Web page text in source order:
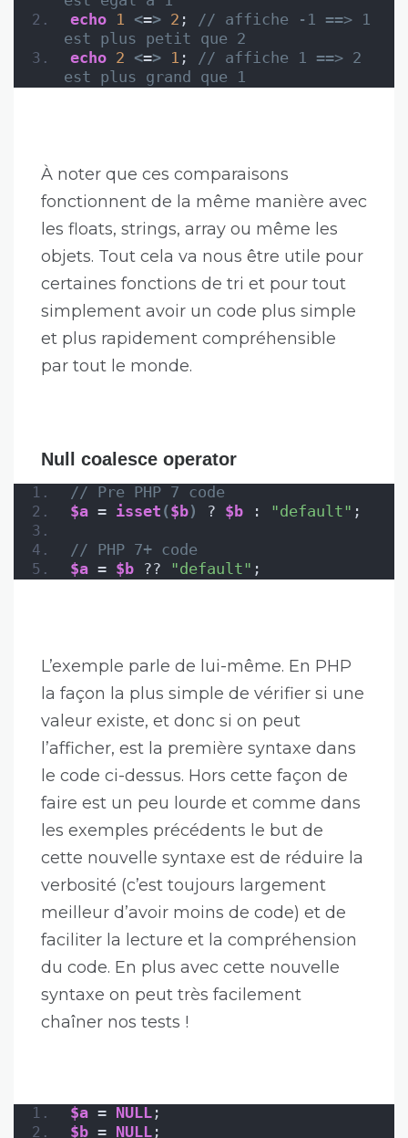
echo 1 <=> 2 ; // affiche -1 ==> 1
est plus petit que 2
echo 2 <=> 1 ; // affiche 1 ==> 2
est plus grand que 1
À noter que ces comparaisons
fonctionnent de la même manière avec
les floats, strings, array ou même les
objets. Tout cela va nous être utile pour
certaines fonctions de tri et pour tout
simplement avoir un code plus simple
et plus rapidement compréhensible
par tout le monde.
Null coalesce operator
// Pre PHP 7 code
$a = isset ($b) ? $b : "default" ;
// PHP 7+ code
$a = $b ?? "default" ;
L’exemple parle de lui-même. En PHP
la façon la plus simple de vérifier si une
valeur existe, et donc si on peut
l’afficher, est la première syntaxe dans
le code ci-dessus. Hors cette façon de
faire est un peu lourde et comme dans
les exemples précédents le but de
cette nouvelle syntaxe est de réduire la
verbosité (c’est toujours largement
meilleur d’avoir moins de code) et de
faciliter la lecture et la compréhension
du code. En plus avec cette nouvelle
syntaxe on peut très facilement
chaîner nos tests !
$a = NULL ;
$b = NULL ;